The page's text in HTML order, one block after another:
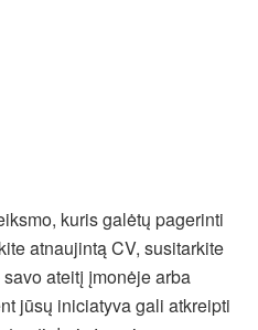
kuris galėtų pagerinti
atnaujintą CV, susitarkite
ateitį įmonėje arba
jūsų iniciatyva gali atkreipti